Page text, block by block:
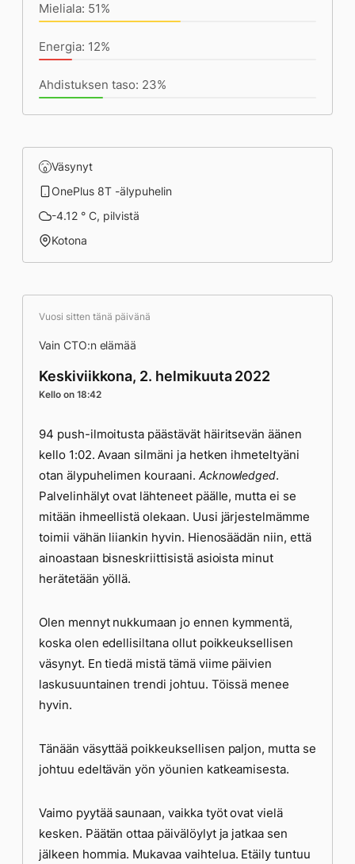
Mieliala: 51%
Energia: 12%
Ahdistuksen taso: 23%
Väsynyt
OnePlus 8T -älypuhelin
-4.12 ° C, pilvistä
Kotona
Vuosi sitten tänä päivänä
Vain CTO:n elämää
Keskiviikkona, 2. helmikuuta 2022
Kello on 18:42
94 push-ilmoitusta päästävät häiritsevän äänen
kello 1:02. Avaan silmäni ja hetken ihmeteltyäni
otan älypuhelimen kouraani. Acknowledged.
Palvelinhälyt ovat lähteneet päälle, mutta ei se
mitään ihmeellistä olekaan. Uusi järjestelmämme
toimii vähän liiankin hyvin. Hienosäädän niin, että
ainoastaan bisneskriittisistä asioista minut
herätetään yöllä.
Olen mennyt nukkumaan jo ennen kymmentä,
koska olen edellisiltana ollut poikkeuksellisen
väsynyt. En tiedä mistä tämä viime päivien
laskusuuntainen trendi johtuu. Töissä menee
hyvin.
Tänään väsyttää poikkeuksellisen paljon, mutta se
johtuu edeltävän yön yöunien katkeamisesta.
Vaimo pyytää saunaan, vaikka työt ovat vielä
kesken. Päätän ottaa päivälöylyt ja jatkaa sen
jälkeen hommia. Mukavaa vaihtelua. Etäily tuntuu